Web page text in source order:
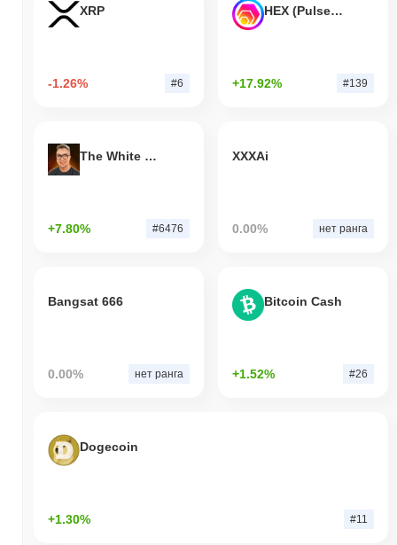
XRP
-1.26% #6
HEX (Pulsechain)
+17.92% #139
The White Bull
+7.80% #6476
XXXAi
0.00% нет ранга
Bangsat 666
0.00% нет ранга
Bitcoin Cash
+1.52% #26
Dogecoin
+1.30% #11